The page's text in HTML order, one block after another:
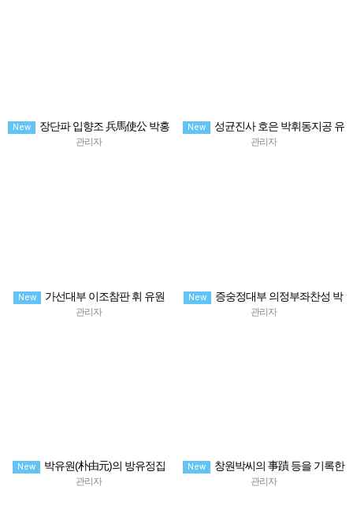
New
장단파 입향조 兵馬使公 박홍
신(弘信) 묘소
관리자
New
성균진사 호은 박휘동지공 유
허비 成均進士 湖隱 朴諱東智公遺墟
관리자
New
가선대부 이조참판 휘 유원
신도비명병서 嘉善大夫吏曹參判朴
관리자
New
증숭정대부 의정부좌찬성 박
휘홍세공 신도비명병서 贈崇政大夫
관리자
New
박유원(朴由元)의 방유정집
『 放遊亭集 』한글 번역본
관리자
New
창원박씨의 事蹟 등을 기록한
박유원의 방유정집『 放遊亭集 』1
관리자